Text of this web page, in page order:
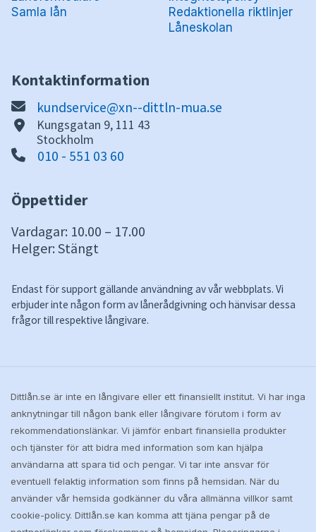
Samla lån
Redaktionella riktlinjer
Låneskolan
Kontaktinformation
kundservice@xn--dittln-mua.se
Kungsgatan 9, 111 43
Stockholm
010 - 551 03 60
Öppettider
Vardagar: 10.00 – 17.00
Helger: Stängt
Endast för support gällande användning av vår webbplats. Vi
erbjuder inte någon form av lånerådgivning och hänvisar dessa
frågor till respektive långivare.
Dittlån.se är inte en långivare eller ett finansiellt institut. Vi har inga
anknytningar till någon bank eller långivare förutom i form av
rekommendationslänkar. Vi jämför enbart finansiella produkter
och tjänster för att bidra med information som kan hjälpa
användarna att spara tid och pengar. Vi tar inte ansvar för
eventuell felaktig information som finns på hemsidan. När du
använder vår hemsida godkänner du våra allmänna villkor samt
cookie-policy. Dittlån.se kan komma att tjäna pengar på de